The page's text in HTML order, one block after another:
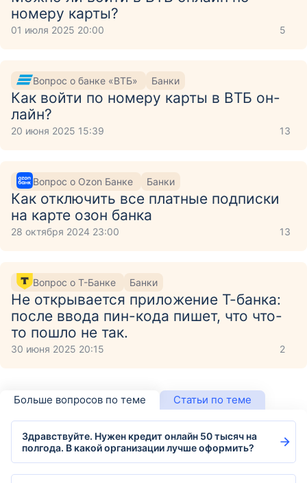
номеру карты?
01 июля 2025 20:00 5
Вопрос о банке «ВТБ» Банки
Как войти по номеру карты в ВТБ он-
лайн?
20 июня 2025 15:39 13
Вопрос о Ozon Банке Банки
Как отключить все платные подписки
на карте озон банка
28 октября 2024 23:00 13
Вопрос о Т-Банке Банки
Не открывается приложение Т-банка:
после ввода пин-кода пишет, что что-
то пошло не так.
30 июня 2025 20:15 2
Больше вопросов по теме Статьи по теме
Здравствуйте. Нужен кредит онлайн 50 тысяч на
полгода. В какой организации лучше оформить?